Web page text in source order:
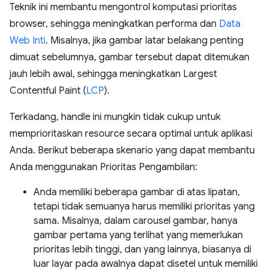
Teknik ini membantu mengontrol komputasi prioritas
browser, sehingga meningkatkan performa dan Data
Web Inti. Misalnya, jika gambar latar belakang penting
dimuat sebelumnya, gambar tersebut dapat ditemukan
jauh lebih awal, sehingga meningkatkan Largest
Contentful Paint (LCP).
Terkadang, handle ini mungkin tidak cukup untuk
memprioritaskan resource secara optimal untuk aplikasi
Anda. Berikut beberapa skenario yang dapat membantu
Anda menggunakan Prioritas Pengambilan:
Anda memiliki beberapa gambar di atas lipatan,
tetapi tidak semuanya harus memiliki prioritas yang
sama. Misalnya, dalam carousel gambar, hanya
gambar pertama yang terlihat yang memerlukan
prioritas lebih tinggi, dan yang lainnya, biasanya di
luar layar pada awalnya dapat disetel untuk memiliki